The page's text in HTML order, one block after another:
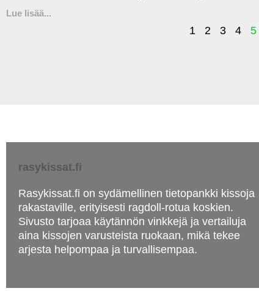
Lue lisää...
1 2 3 4 5
rasykissat.fi
Rasykissat.fi on sydämellinen tietopankki kissoja
rakastaville, erityisesti ragdoll-rotua koskien.
Sivusto tarjoaa käytännön vinkkejä ja vertailuja
aina kissojen varusteista ruokaan, mikä tekee
arjesta helpompaa ja turvallisempaa.